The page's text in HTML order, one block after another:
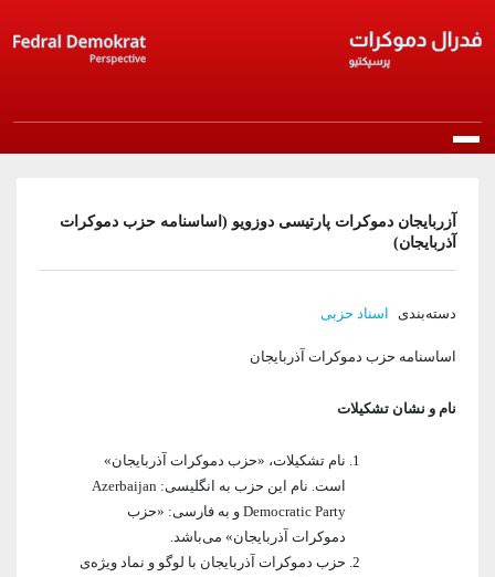
درباره ما
معرفی حزب
مرامنامه
اساسنامه
شبکه های اجتماعی حزب
شعب و نمایندگان
انتشارات
آزربایجان دموکرات پارتیسی دوزویو (اساسنامه حزب دموکرات
آذربایجان)
دسته‌بندی اسناد حزبی
اساسنامه حزب دموکرات آذربایجان
نام و نشان تشکیلات
نام تشکیلات، «حزب دموکرات آذربایجان»
است. نام این حزب به انگلیسی: Azerbaijan
Democratic Party و به فارسی: «حزب
دموکرات آذربایجان» می‌باشد.
حزب دموکرات آذربایجان با لوگو و نماد ویژه‌ی